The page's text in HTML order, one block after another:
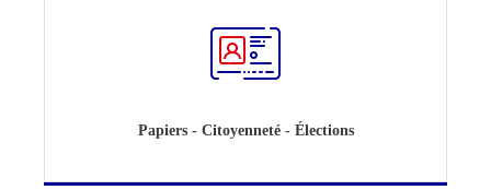
Papiers - Citoyenneté - Élections